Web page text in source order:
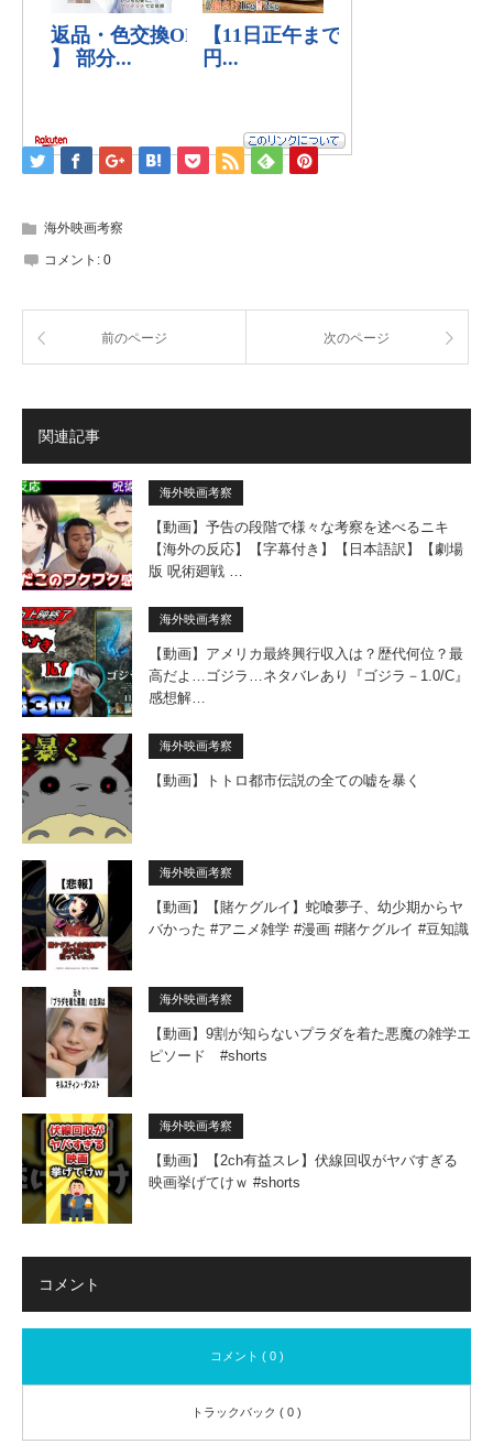
海外映画考察
コメント: 0
前のページ 次のページ
関連記事
海外映画考察
【動画】予告の段階で様々な考察を述べるニキ
【海外の反応】【字幕付き】【日本語訳】【劇場
版 呪術廻戦 …
海外映画考察
【動画】アメリカ最終興行収入は？歴代何位？最
高だよ…ゴジラ…ネタバレあり『ゴジラ－1.0/C』
感想解…
海外映画考察
【動画】トトロ都市伝説の全ての嘘を暴く
海外映画考察
【動画】【賭ケグルイ】蛇喰夢子、幼少期からヤ
バかった #アニメ雑学 #漫画 #賭ケグルイ #豆知識
海外映画考察
【動画】9割が知らないプラダを着た悪魔の雑学エ
ピソード #shorts
海外映画考察
【動画】【2ch有益スレ】伏線回収がヤバすぎる
映画挙げてけｗ #shorts
コメント
コメント ( 0 )
トラックバック ( 0 )